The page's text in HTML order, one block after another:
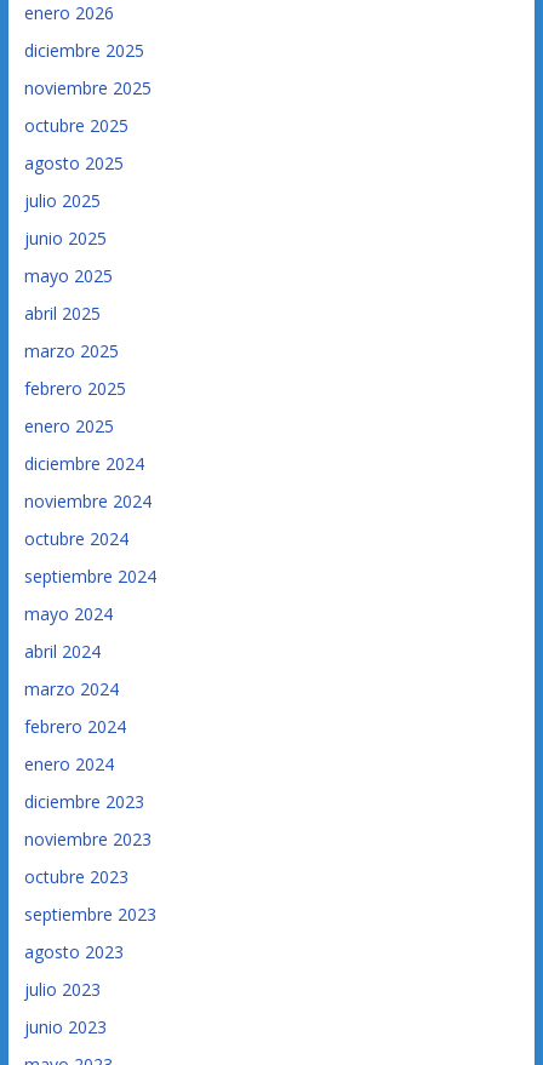
enero 2026
diciembre 2025
noviembre 2025
octubre 2025
agosto 2025
julio 2025
junio 2025
mayo 2025
abril 2025
marzo 2025
febrero 2025
enero 2025
diciembre 2024
noviembre 2024
octubre 2024
septiembre 2024
mayo 2024
abril 2024
marzo 2024
febrero 2024
enero 2024
diciembre 2023
noviembre 2023
octubre 2023
septiembre 2023
agosto 2023
julio 2023
junio 2023